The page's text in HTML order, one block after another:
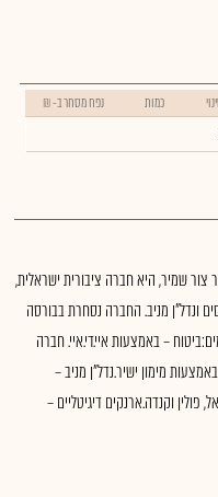
כמות נפח מסחר ב- ₪
שמיר, היא חברה ציבורית ישראלית,
ונדל"ן מניב. החברה נסחרת בבורסה
– באמצעות איי.די.איי. חברה
מימון ישיר.נדל"ן מניב –
וקנדה.ארנקים דיגיטליים –